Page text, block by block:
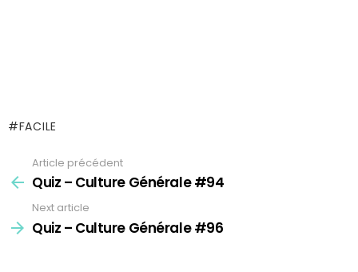
FACILE
more
Article précédent
Quiz – Culture Générale #94
Next article
Quiz – Culture Générale #96